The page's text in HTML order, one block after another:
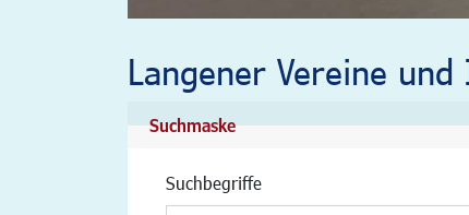
Langener Vereine
Suchmaske
Suchbegriffe